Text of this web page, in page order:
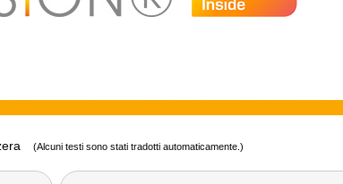
(Alcuni testi sono stati tradotti automaticamente.)